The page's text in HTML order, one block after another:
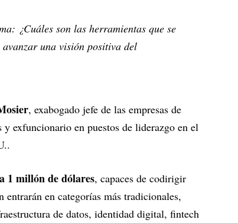
¿Cuáles son las herramientas que se
una visión positiva del
, exabogado jefe de las empresas de
exfuncionario en puestos de liderazgo en el
1 millón de dólares, capaces de codirigir
entrarán en categorías más tradicionales,
de datos, identidad digital, fintech